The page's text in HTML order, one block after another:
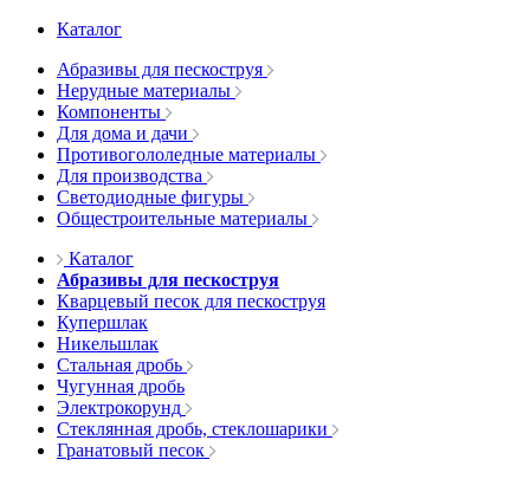
Каталог
Абразивы для пескоструя
Нерудные материалы
Компоненты
Для дома и дачи
Противогололедные материалы
Для производства
Светодиодные фигуры
Общестроительные материалы
Каталог
Абразивы для пескоструя
Кварцевый песок для пескоструя
Купершлак
Никельшлак
Стальная дробь
Чугунная дробь
Электрокорунд
Стеклянная дробь, стеклошарики
Гранатовый песок